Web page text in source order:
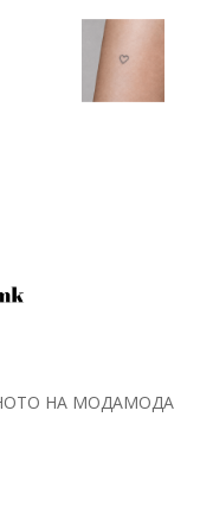
НА МОДАМОДА